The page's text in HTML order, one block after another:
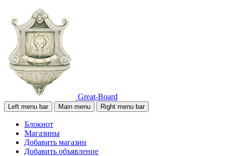
Great-Board
Left menu bar Main menu Right menu bar
Блокнот
Магазины
Добавить магазин
Добавить объявление